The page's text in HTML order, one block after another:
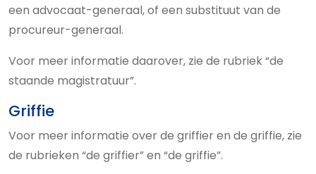
een advocaat-generaal, of een substituut van de
procureur-generaal.
Voor meer informatie daarover, zie de rubriek “de
staande magistratuur”.
Griffie
Voor meer informatie over de griffier en de griffie, zie
de rubrieken “de griffier” en “de griffie”.